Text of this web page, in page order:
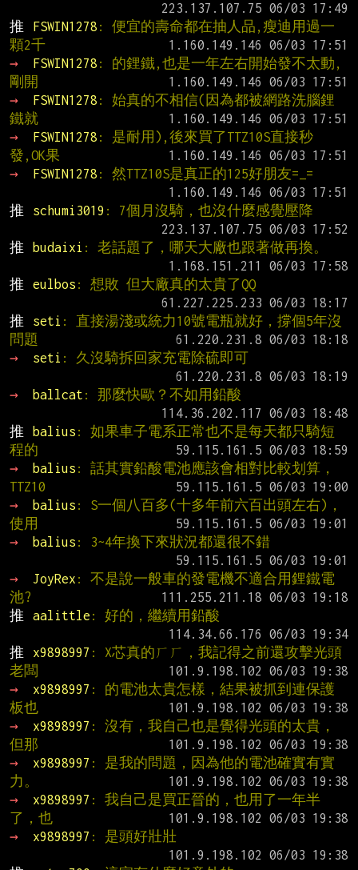
推
FSWIN1278 : 便宜的壽命都在抽人品,瘦迪用過一
顆2千
→
FSWIN1278 : 的鋰鐵,也是一年左右開始發不太動,
剛開
→
FSWIN1278 : 始真的不相信(因為都被網路洗腦鋰
鐵就
→
FSWIN1278 : 是耐用),後來買了TTZ10S直接秒
發,OK果
→
FSWIN1278 : 然TTZ10S是真正的125好朋友=_=
推
schumi3019 : 7個月沒騎，也沒什麼感覺壓降
推
budaixi : 老話題了，哪天大廠也跟著做再換。
推
eulbos : 想敗 但大廠真的太貴了QQ
推
seti : 直接湯淺或統力10號電瓶就好，撐個5年沒
問題
→
seti : 久沒騎拆回家充電除硫即可
→
ballcat : 那麼快歐？不如用鉛酸
推
balius : 如果車子電系正常也不是每天都只騎短
程的
→
balius : 話其實鉛酸電池應該會相對比較划算，
TTZ10
→
balius : S一個八百多(十多年前六百出頭左右)，
使用
→
balius : 3~4年換下來狀況都還很不錯
→
JoyRex : 不是說一般車的發電機不適合用鋰鐵電
池?
推
aalittle : 好的，繼續用鉛酸
推
x9898997 : X芯真的ㄏㄏ，我記得之前還攻擊光頭
老闆
→
x9898997 : 的電池太貴怎樣，結果被抓到連保護
板也
→
x9898997 : 沒有，我自己也是覺得光頭的太貴，
但那
→
x9898997 : 是我的問題，因為他的電池確實有實
力。
→
x9898997 : 我自己是買正晉的，也用了一年半
了，也
→
x9898997 : 是頭好壯壯